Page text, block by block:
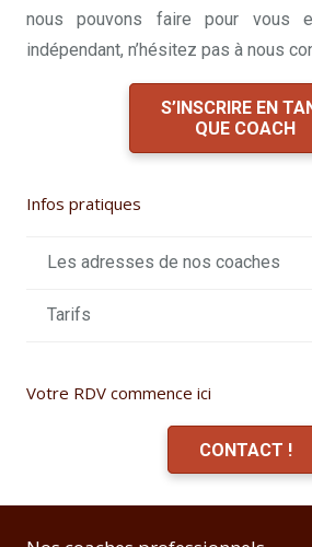
nous pouvons faire pour vous
indépendant, n’hésitez pas à nous
S’INSCRIRE EN
QUE COACH
Infos pratiques
Les adresses de nos coaches
Tarifs
Votre RDV commence ici
CONTACT !